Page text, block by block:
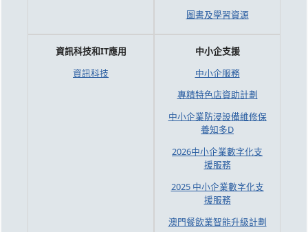
圖書及學習資源
資訊科技和IT應用
資訊科技
中小企支援
中小企服務
專精特色店資助計劃
中小企業防浸設備維修保
養知多D
2026中小企業數字化支
援服務
2025 中小企業數字化支
援服務
澳門餐飲業智能升級計劃